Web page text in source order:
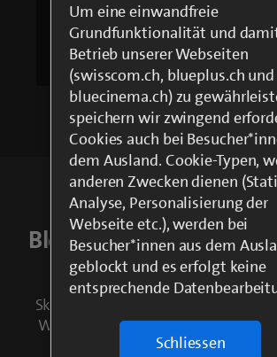
Mindestvertragsdauer: 12 Monate,
monatlich kündbar
7 Premium-
Blockbustern,
Klassikern rund um
Sky Cinema I blue Action I blue
Warner TV Film I Kinowelt
classics
Um eine einwandfreie
Grundfunktionalität und
Betrieb unserer Webseiten
(swisscom.ch, blueplus.ch und
bluecinema.ch) zu
speichern wir zwingend
Cookies auch bei
dem Ausland. Cookie-Typen,
anderen Zwecken dienen
Analyse, Personalisierung der
Webseite etc.), werden bei
Besucher*innen aus dem
geblockt und es erfolgt keine
entsprechende
Schliessen